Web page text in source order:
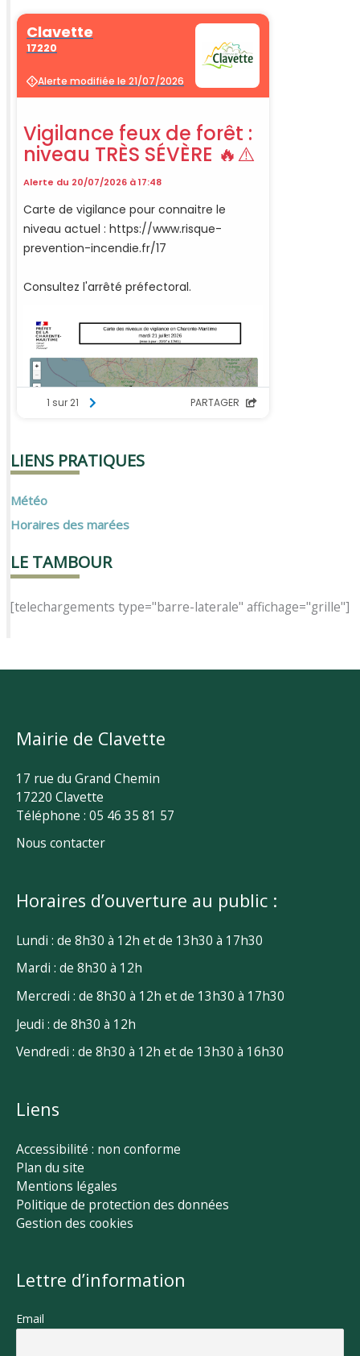
LIENS PRATIQUES
Météo
Horaires des marées
LE TAMBOUR
[telechargements type="barre-laterale" affichage="grille"]
Mairie de Clavette
17 rue du Grand Chemin
17220 Clavette
Téléphone : 05 46 35 81 57
Nous contacter
Horaires d’ouverture au public :
Lundi : de 8h30 à 12h et de 13h30 à 17h30
Mardi : de 8h30 à 12h
Mercredi : de 8h30 à 12h et de 13h30 à 17h30
Jeudi : de 8h30 à 12h
Vendredi : de 8h30 à 12h et de 13h30 à 16h30
Liens
Accessibilité : non conforme
Plan du site
Mentions légales
Politique de protection des données
Gestion des cookies
Lettre d’information
Email